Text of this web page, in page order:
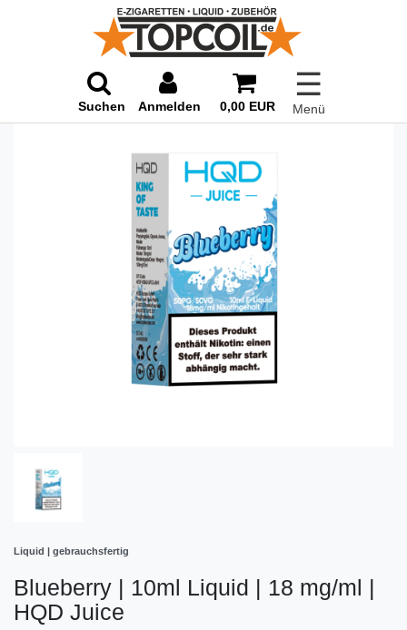
Suchen Anmelden 0,00 EUR
☰
Menü
Liquid | gebrauchsfertig
Blueberry | 10ml Liquid | 18 mg/ml |
HQD Juice